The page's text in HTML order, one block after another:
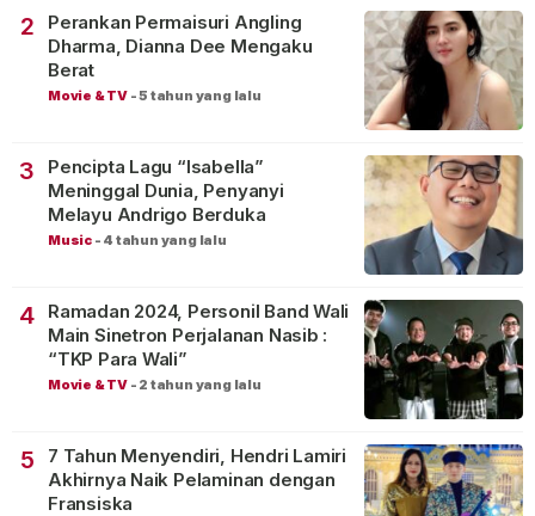
2
Perankan Permaisuri Angling
Dharma, Dianna Dee Mengaku
Berat
Movie & TV -5 tahun yang lalu
3
Pencipta Lagu “Isabella”
Meninggal Dunia, Penyanyi
Melayu Andrigo Berduka
Music - 4 tahun yang lalu
4
Ramadan 2024, Personil Band Wali
Main Sinetron Perjalanan Nasib :
“TKP Para Wali”
Movie & TV - 2 tahun yang lalu
5
7 Tahun Menyendiri, Hendri Lamiri
Akhirnya Naik Pelaminan dengan
Fransiska